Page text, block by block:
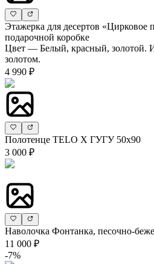
Этажерка для десертов «Цирковое
подарочной коробке
Цвет — Белый, красный, золотой.
золотом.
4 990 ₽
Полотенце TELO X ГУГУ 50х90
3 000 ₽
Наволочка Фонтанка, песочно-
11 000 ₽
-7%